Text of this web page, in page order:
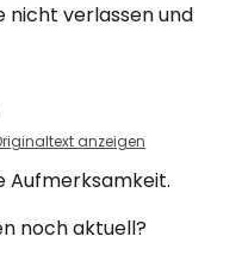
nicht verlassen und
anzeigen
Aufmerksamkeit.
noch aktuell?